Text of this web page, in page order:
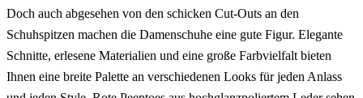
Doch auch abgesehen von den schicken Cut-Outs an den
Schuhspitzen machen die Damenschuhe eine gute Figur. Elegante
Schnitte, erlesene Materialien und eine große Farbvielfalt bieten
Ihnen eine breite Palette an verschiedenen Looks für jeden Anlass